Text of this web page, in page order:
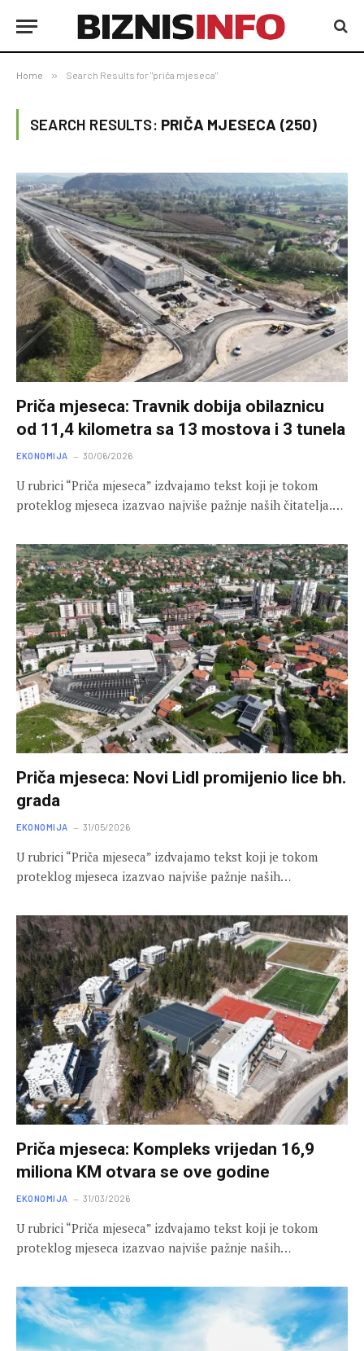
Home » Search Results for "priča mjeseca"
SEARCH RESULTS: PRIČA MJESECA (250)
Priča mjeseca: Travnik dobija obilaznicu
od 11,4 kilometra sa 13 mostova i 3 tunela
EKONOMIJA 30/06/2026
U rubrici “Priča mjeseca” izdvajamo tekst koji je tokom
proteklog mjeseca izazvao najviše pažnje naših čitatelja.…
Priča mjeseca: Novi Lidl promijenio lice bh.
grada
EKONOMIJA 31/05/2026
U rubrici “Priča mjeseca” izdvajamo tekst koji je tokom
proteklog mjeseca izazvao najviše pažnje naših…
Priča mjeseca: Kompleks vrijedan 16,9
miliona KM otvara se ove godine
EKONOMIJA 31/03/2026
U rubrici “Priča mjeseca” izdvajamo tekst koji je tokom
proteklog mjeseca izazvao najviše pažnje naših…